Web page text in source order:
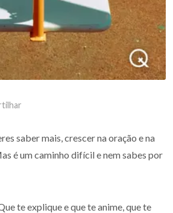
saber mais, crescer na oração e na
é um caminho difícil e nem sabes por
te explique e que te anime, que te